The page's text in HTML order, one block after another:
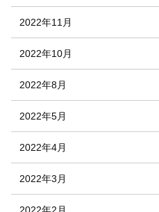
2022年11月
2022年10月
2022年8月
2022年5月
2022年4月
2022年3月